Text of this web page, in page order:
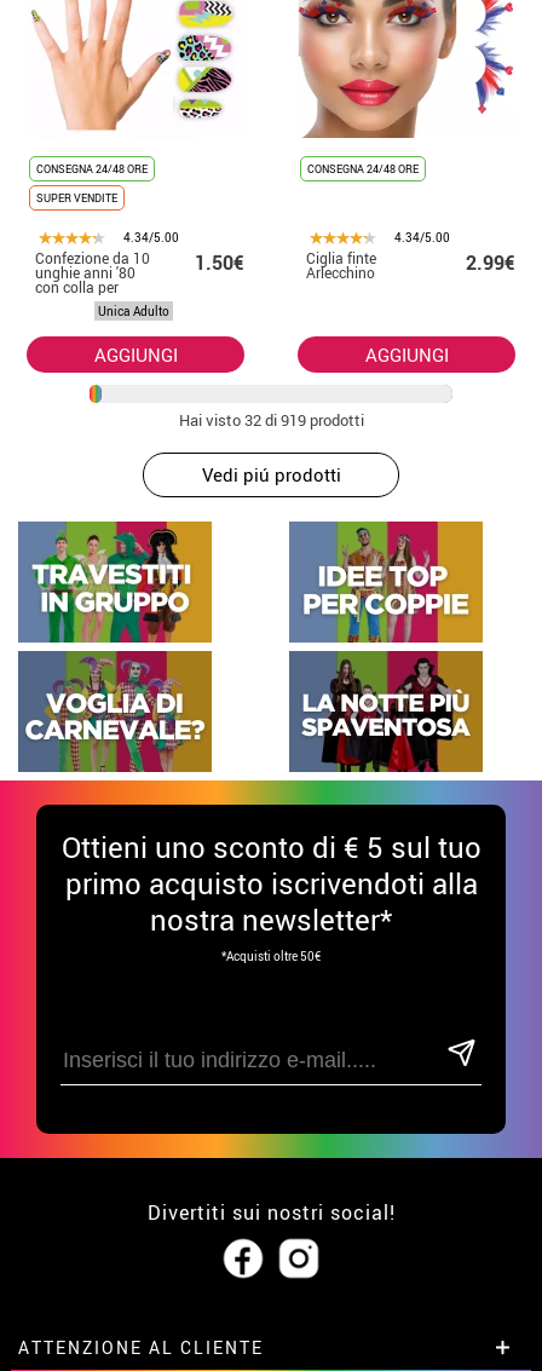
CONSEGNA 24/48 ORE
SUPER VENDITE
4.34/5.00
Confezione da 10
unghie anni '80
con colla per
1.50€
Unica Adulto
AGGIUNGI
CONSEGNA 24/48 ORE
4.34/5.00
Ciglia finte
Arlecchino 2.99€
AGGIUNGI
Hai visto32di 919 prodotti
Vedi piú prodotti
Ottieni uno sconto di € 5 sul tuo
primo acquisto iscrivendoti alla
nostra newsletter*
*Acquisti oltre 50€
Divertiti sui nostri social!
ATTENZIONE AL CLIENTE